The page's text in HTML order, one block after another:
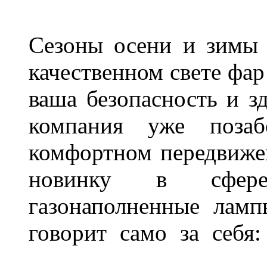
Сезоны осени и зимы
качественном свете
ваша безопасность и
компания уже
комфортном
новинку в
газонаполненные
говорит само за